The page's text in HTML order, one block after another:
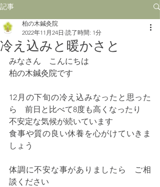
記事
冷え込みと暖かさと
柏の木鍼灸院
2022年11月24日 読了時間: 1分
みなさん　こんにちは
柏の木鍼灸院です
12月の下旬の冷え込みなったと思った
ら　前日と比べて8度も高くなったり
不安定な気候が続いています
食事や質の良い休養を心がけていきま
しょう
体調に不安な事がありましたら　ご相
談ください